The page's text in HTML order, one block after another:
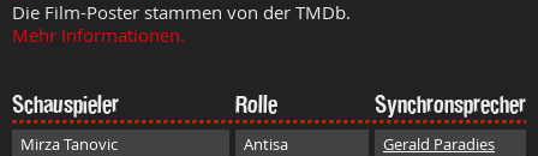
Die Film-Poster stammen von der TMDb.
Mehr Informationen.
Schauspieler Rolle Synchronsprecher
Mirza Tanovic Antisa
Gerald Paradies